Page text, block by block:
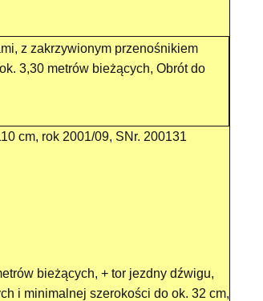
z zakrzywionym przenośnikiem
3,30 metrów bieżących, Obrót do
cm, rok 2001/09, SNr. 200131
bieżących, + tor jezdny dźwigu,
i minimalnej szerokości do ok. 32 cm,